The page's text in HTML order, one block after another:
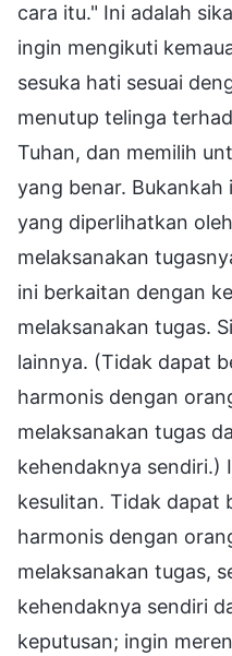
cara itu." Ini adalah
ingin mengikuti
sesuka hati sesuai
menutup telinga
Tuhan, dan memilih
yang benar.
yang diperlihatkan
melaksanakan
ini berkaitan dengan
melaksanakan tugas.
lainnya. (Tidak dapat
harmonis dengan
melaksanakan tugas
kehendaknya sendiri.)
kesulitan. Tidak dapat
harmonis dengan
melaksanakan tugas,
kehendaknya sendiri
keputusan; ingin